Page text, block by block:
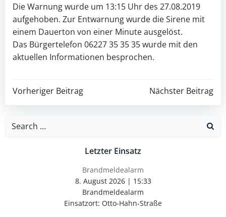
Die Warnung wurde um 13:15 Uhr des 27.08.2019
aufgehoben. Zur Entwarnung wurde die Sirene mit
einem Dauerton von einer Minute ausgelöst.
Das Bürgertelefon 06227 35 35 35 wurde mit den
aktuellen Informationen besprochen.
Post
navigation
Vorheriger Beitrag
Post
navigation
Nächster Beitrag
Search
Letzter Einsatz
Brandmeldealarm
8. August 2026| 15:33
Brandmeldealarm
Einsatzort: Otto-Hahn-Straße